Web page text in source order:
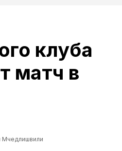
клуба
матч в
Мчедлишвили